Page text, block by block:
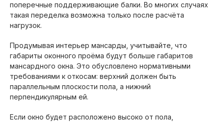
поперечные поддерживающие балки. Во многих случаях
такая переделка возможна только после расчёта
нагрузок.
Продумывая интерьер мансарды, учитывайте, что
габариты оконного проёма будут больше габаритов
мансардного окна. Это обусловлено нормативными
требованиями к откосам: верхний должен быть
параллельным плоскости пола, а нижний
перпендикулярным ей.
Если окно будет расположено высоко от пола,